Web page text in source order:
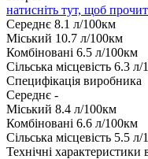
натисніть тут, щоб
Середнє 8.1 л/100км
Міський 10.7 л/100км
Комбіновані 6.5 л/100км
Сільська місцевість 6.3 л/
Специфікація виробника
Середнє -
Міський 8.4 л/100км
Комбіновані 6.6 л/100км
Сільська місцевість 5.5 л/
Технічні характеристики